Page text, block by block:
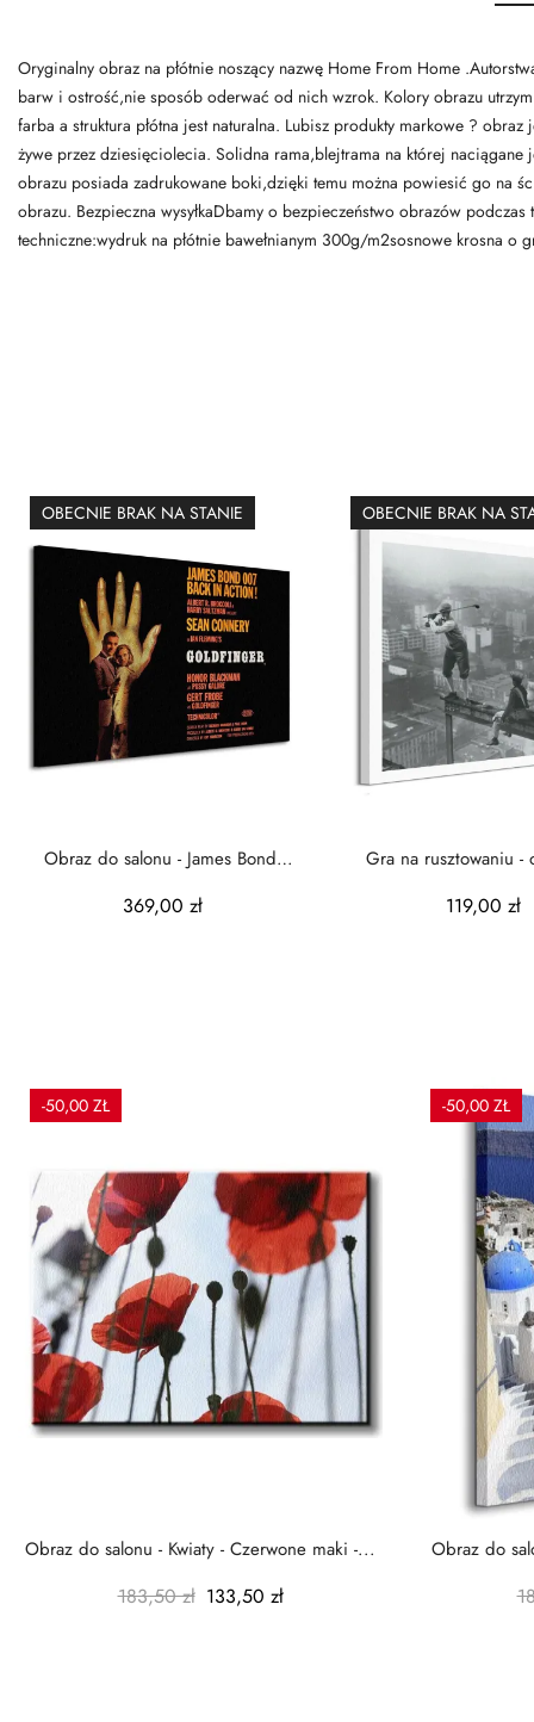
Oryginalny obraz na płótnie noszący nazwę Home From Home
barw i ostrość,nie sposób oderwać od nich wzrok. Kolory obrazu
farba a struktura płótna jest naturalna. Lubisz produkty markowe ?
żywe przez dziesięciolecia. Solidna rama,blejtrama na której naciągane
obrazu posiada zadrukowane boki,dzięki temu można powiesić go na
obrazu. Bezpieczna wysyłkaDbamy o bezpieczeństwo obrazów
techniczne:wydruk na płótnie bawełnianym 300g/m2sosnowe krosna
OBECNIE BRAK NA STANIE
Obraz do salonu - James Bond
369,00 zł
OBECNIE BRAK NA
Gra na rusztowaniu -
119,00 zł
-50,00 ZŁ
Obraz do salonu - Kwiaty - Czerwone maki -...
183,50 zł 133,50 zł
-50,00 ZŁ
Obraz do